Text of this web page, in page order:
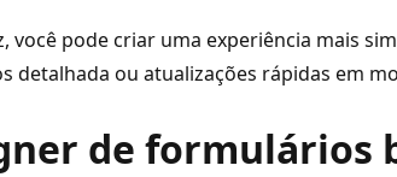
pode criar uma experiência mais
ou atualizações rápidas em
de formulários